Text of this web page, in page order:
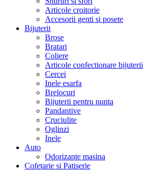
Articole croitorie
Accesorii genti si posete
Bijuterii
Brose
Bratari
Coliere
Articole confectionare bijuterii
Cercei
Inele esarfa
Brelocuri
Bijuterii pentru nunta
Pandantive
Cruciulite
Oglinzi
Inele
Auto
Odorizante masina
Cofetarie si Patiserie